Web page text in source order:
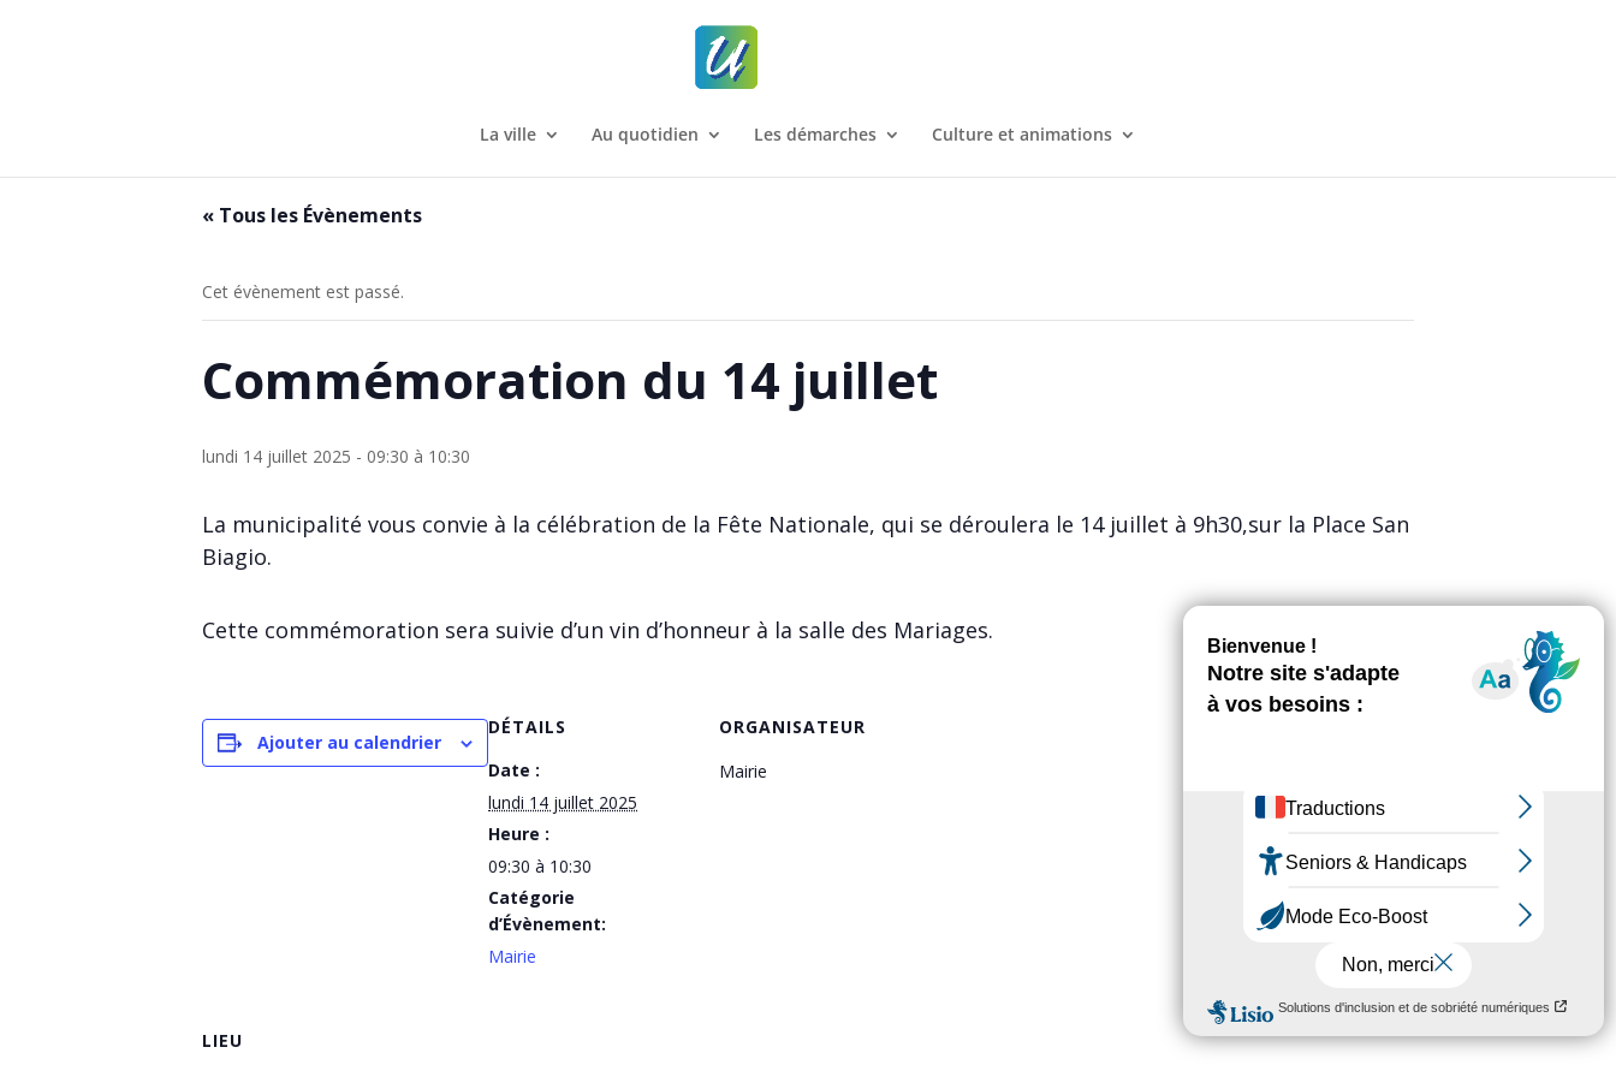
La ville Au quotidien Les démarches Culture et animations
« Tous les Évènements
Cet évènement est passé.
Commémoration du 14 juillet
lundi 14 juillet 2025 - 09:30 à 10:30
La municipalité vous convie à la célébration de la Fête Nationale, qui se déroulera le 14 juillet à 9h30,sur la Place San
Biagio.
Cette commémoration sera suivie d’un vin d’honneur à la salle des Mariages.
Ajouter au calendrier
DÉTAILS
Date :
lundi 14 juillet 2025
Heure :
09:30 à 10:30
Catégorie
d’Évènement:
Mairie
ORGANISATEUR
Mairie
LIEU